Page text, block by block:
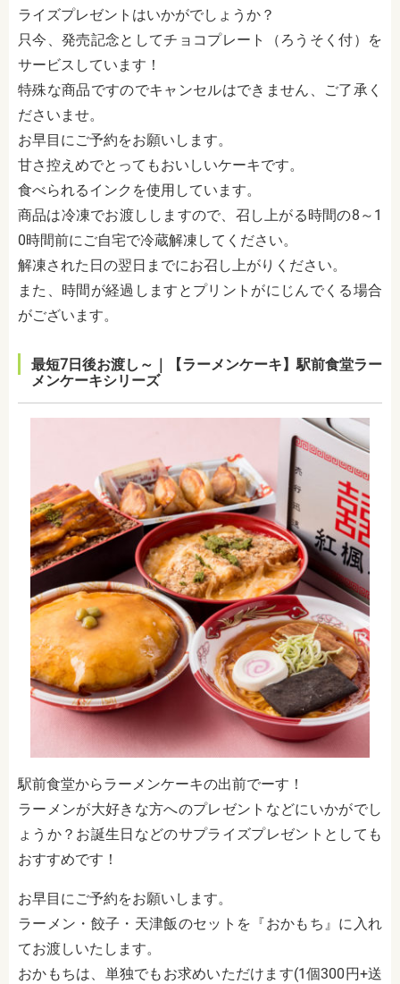
ライズプレゼントはいかがでしょうか？
只今、発売記念としてチョコプレート（ろうそく付）を
サービスしています！
特殊な商品ですのでキャンセルはできません、ご了承く
ださいませ。
お早目にご予約をお願いします。
甘さ控えめでとってもおいしいケーキです。
食べられるインクを使用しています。
商品は冷凍でお渡ししますので、召し上がる時間の8～1
0時間前にご自宅で冷蔵解凍してください。
解凍された日の翌日までにお召し上がりください。
また、時間が経過しますとプリントがにじんでくる場合
がございます。
最短7日後お渡し～｜【ラーメンケーキ】駅前食堂ラー
メンケーキシリーズ
駅前食堂からラーメンケーキの出前でーす！
ラーメンが大好きな方へのプレゼントなどにいかがでし
ょうか？お誕生日などのサプライズプレゼントとしても
おすすめです！
お早目にご予約をお願いします。
ラーメン・餃子・天津飯のセットを『おかもち』に入れ
てお渡しいたします。
おかもちは、単独でもお求めいただけます(1個300円+送